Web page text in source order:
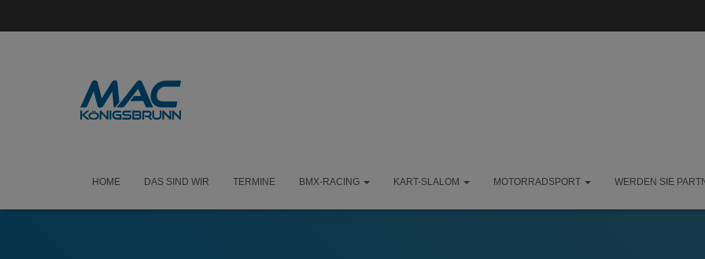
HOME DAS SIND WIR TERMINE BMX-RACING KART-SLALOM MOTORRADSPORT WERDEN SIE